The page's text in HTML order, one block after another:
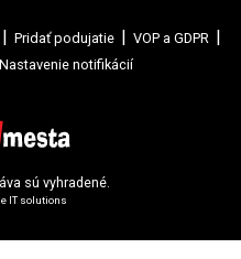
Pridať podujatie
VOP a GDPR
Nastavenie notifikácií
sú vyhradené.
IT solutions